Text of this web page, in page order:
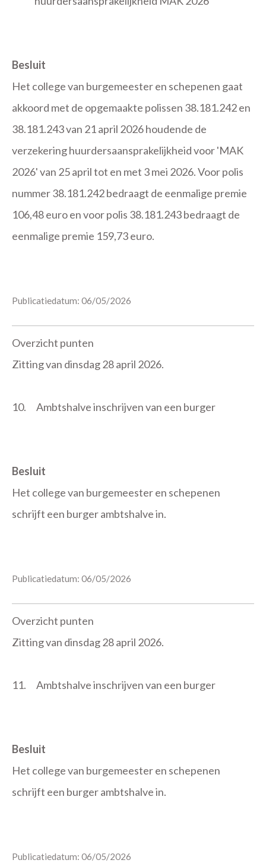
Besluit
Het college van burgemeester en schepenen gaat
akkoord met de opgemaakte polissen 38.181.242 en
38.181.243 van 21 april 2026 houdende de
verzekering huurdersaansprakelijkheid voor 'MAK
2026' van 25 april tot en met 3 mei 2026. Voor polis
nummer 38.181.242 bedraagt de eenmalige premie
106,48 euro en voor polis 38.181.243 bedraagt de
eenmalige premie 159,73 euro.
Publicatiedatum: 06/05/2026
Overzicht punten
Zitting van dinsdag 28 april 2026.
10. Ambtshalve inschrijven van een burger
Besluit
Het college van burgemeester en schepenen
schrijft een burger ambtshalve in.
Publicatiedatum: 06/05/2026
Overzicht punten
Zitting van dinsdag 28 april 2026.
11. Ambtshalve inschrijven van een burger
Besluit
Het college van burgemeester en schepenen
schrijft een burger ambtshalve in.
Publicatiedatum: 06/05/2026